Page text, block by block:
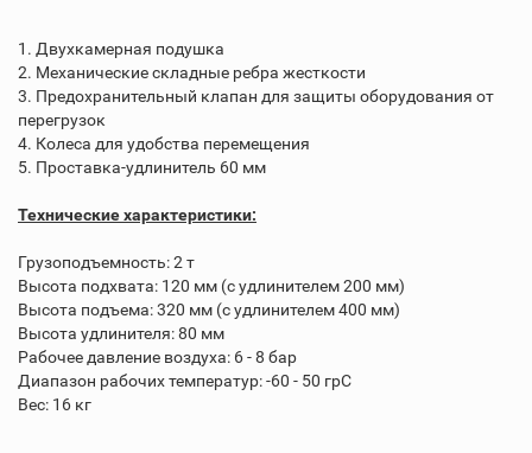
1. Двухкамерная подушка
2. Механические складные ребра жесткости
3. Предохранительный клапан для защиты оборудования от
перегрузок
4. Колеса для удобства перемещения
5. Проставка-удлинитель 60 мм
Технические характеристики:
Грузоподъемность: 2 т
Высота подхвата: 120 мм (с удлинителем 200 мм)
Высота подъема: 320 мм (с удлинителем 400 мм)
Высота удлинителя: 80 мм
Рабочее давление воздуха: 6 - 8 бар
Диапазон рабочих температур: -60 - 50 грС
Вес: 16 кг